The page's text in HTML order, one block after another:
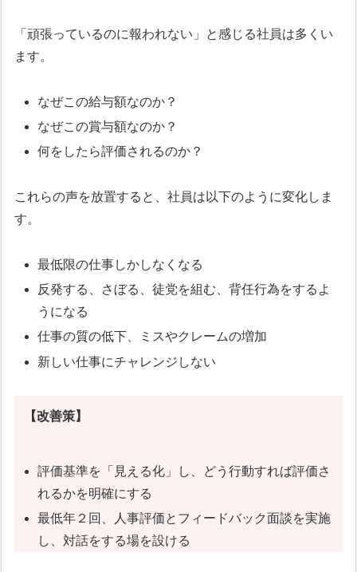
「頑張っているのに報われない」と感じる社員は多くい
ます。
なぜこの給与額なのか？
なぜこの賞与額なのか？
何をしたら評価されるのか？
これらの声を放置すると、社員は以下のように変化しま
す。
最低限の仕事しかしなくなる
反発する、さぼる、徒党を組む、背任行為をするよ
うになる
仕事の質の低下、ミスやクレームの増加
新しい仕事にチャレンジしない
【改善策】
評価基準を「見える化」し、どう行動すれば評価さ
れるかを明確にする
最低年２回、人事評価とフィードバック面談を実施
し、対話をする場を設ける